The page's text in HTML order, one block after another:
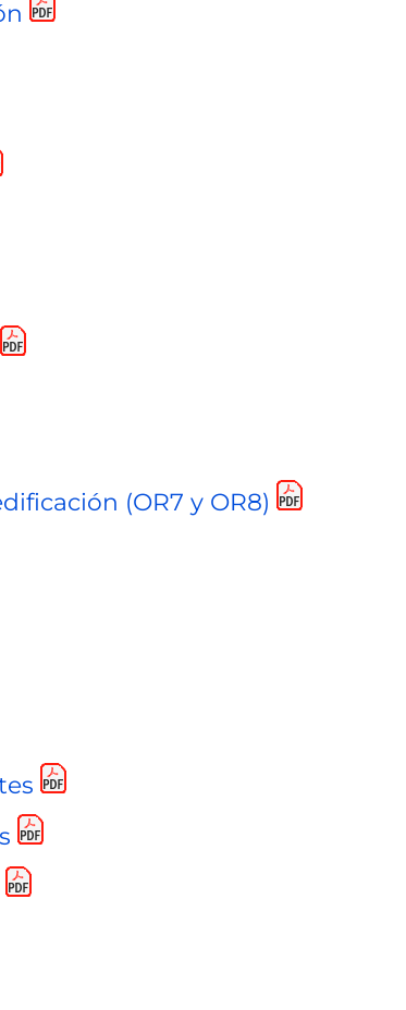
(OR7 y OR8)